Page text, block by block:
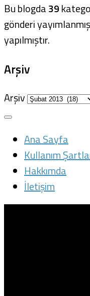
Bu blogda39
gönderi
yapılmıştır.
Arşiv
Arşiv
Ana Sayfa
Kullanım
Hakkımda
İletişim